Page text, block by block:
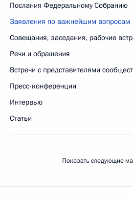
Послания Федеральному Собранию
Заявления по важнейшим вопросам
Совещания, заседания, рабочие
Речи и обращения
Встречи с представителями
Пресс-конференции
Интервью
Статьи
Показать следующие